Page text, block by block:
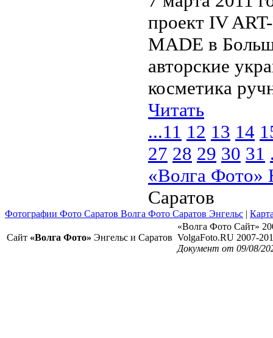
проект IV
MADE в
авторские
косметика
Читать
...11 12 13 14
27 28 29 30 31
«Волга Фото»
Саратов
Фотографии Фото Саратов Волга Фото Саратов Энгельс |
Сайт «Волга Фото» Энгельс и Саратов
«Волга Фото Сайт»
VolgaFoto.RU 2007-
Документ от 09/08/